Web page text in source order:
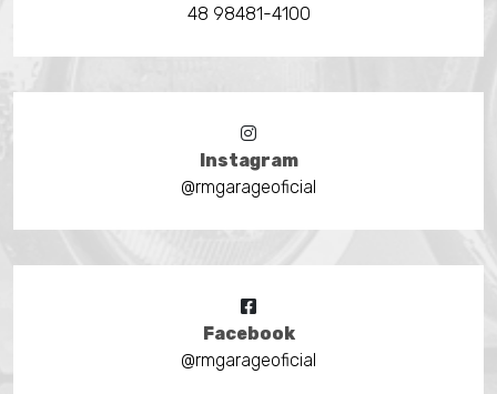
48 98481-4100
Instagram
@rmgarageoficial
Facebook
@rmgarageoficial